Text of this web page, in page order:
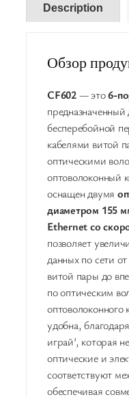
Description
Обзор
CF602— это6-
бесперебойной
кабелями витой
оптическими
оптоволоконный
оснащен двумя
диаметром 155
Ethernet со
позволяет
данных по сети от
витой пары до
по оптическим
оптоволоконного
удобна,
играй’, которая
оптические и
соответствуют
обеспечивая